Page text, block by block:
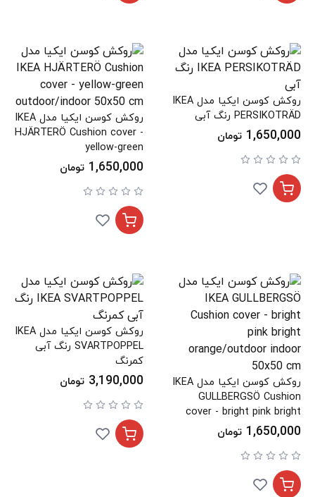
روکش کوسن ایکیا مدل IKEA
PERSIKOTRÄD رنگ آبی
1,650,000 تومان
روکش کوسن ایکیا مدل IKEA
HJÄRTERÖ Cushion cover -
yellow-green
outdoor/indoor 50x50 cm
1,650,000 تومان
روکش کوسن ایکیا مدل IKEA
GULLBERGSÖ Cushion
cover - bright pink bright
orange/outdoor indoor
50x50 cm
1,650,000 تومان
روکش کوسن ایکیا مدل IKEA
SVARTPOPPEL رنگ آبی
کمرنگ
3,190,000 تومان